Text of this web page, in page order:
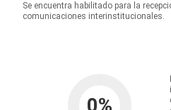
Se encuentra habilitado para la
comunicaciones interinstitucionales.